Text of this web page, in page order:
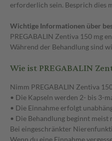
erforderlich sein. Besprich dies
Wichtige Informationen über
PREGABALIN Zentiva 150 mg
Während der Behandlung sind
Wie ist PREGABALIN
Nimm PREGABALIN Zentiva
• Die Kapseln werden 2- bis 3-
• Die Einnahme erfolgt
• Die Behandlung beginnt
Bei eingeschränkter
Wenn du eine Einnahme